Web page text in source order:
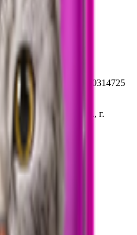
регистрации № 490314725
облисполкомом
Гомельская обл., г.